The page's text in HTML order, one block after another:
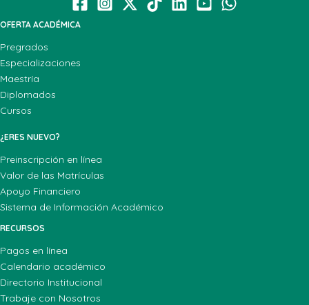
OFERTA ACADÉMICA
Pregrados
Especializaciones
Maestría
Diplomados
Cursos
¿ERES NUEVO?
Preinscripción en línea
Valor de las Matrículas
Apoyo Financiero
Sistema de Información Académico
RECURSOS
Pagos en línea
Calendario académico
Directorio Institucional
Trabaje con Nosotros